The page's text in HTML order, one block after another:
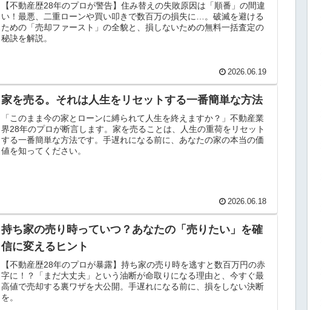
【不動産歴28年のプロが警告】住み替えの失敗原因は「順番」の間違
い！最悪、二重ローンや買い叩きで数百万の損失に…。破滅を避ける
ための「売却ファースト」の全貌と、損しないための無料一括査定の
秘訣を解説。
2026.06.19
家を売る。それは人生をリセットする一番簡単な方法
「このまま今の家とローンに縛られて人生を終えますか？」不動産業
界28年のプロが断言します。家を売ることは、人生の重荷をリセット
する一番簡単な方法です。手遅れになる前に、あなたの家の本当の価
値を知ってください。
2026.06.18
持ち家の売り時っていつ？あなたの「売りたい」を確
信に変えるヒント
【不動産歴28年のプロが暴露】持ち家の売り時を逃すと数百万円の赤
字に！？「まだ大丈夫」という油断が命取りになる理由と、今すぐ最
高値で売却する裏ワザを大公開。手遅れになる前に、損をしない決断
を。